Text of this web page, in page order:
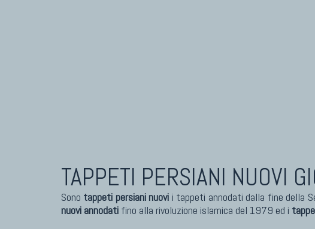
TAPPETI PERSIANI NUOVI
Sono tappeti persiani nuovi i tappeti annodati dalla fine della
nuovi annodati fino alla rivoluzione islamica del 1979 ed i